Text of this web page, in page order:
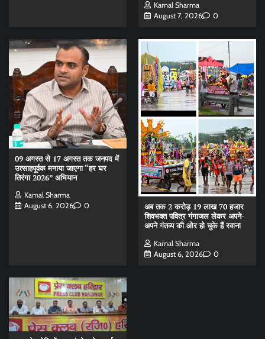
Kamal Sharma
August 7, 2026
0
09 अगस्त से 17 अगस्त तक जनपद में
उत्साहपूर्वक मनाया जाएगा “हर घर
तिरंगा 2026” अभियान
Kamal Sharma
August 6, 2026
0
अब तक 2 करोड़ 19 लाख 70 हजार
शिवभक्त पवित्र गंगाजल लेकर अपने-
अपने गंतव्य की ओर हो चुके हैं रवाना
Kamal Sharma
August 6, 2026
0